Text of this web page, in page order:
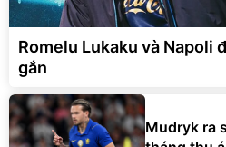
Romelu Lukaku và Napoli
gắn
Mudryk ra